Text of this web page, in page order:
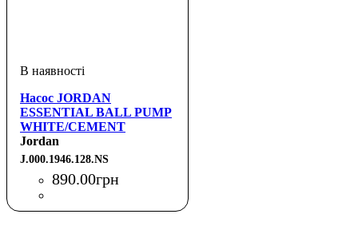
Насос JORDAN
ESSENTIAL BALL PUMP
WHITE/CEMENT
GREY/FIRE RED NS
Jordan
J.000.1946.128.NS
890.00грн